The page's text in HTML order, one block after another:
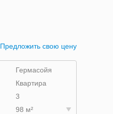
Предложить свою цену
Гермасойя
Квартира
3
98 м²